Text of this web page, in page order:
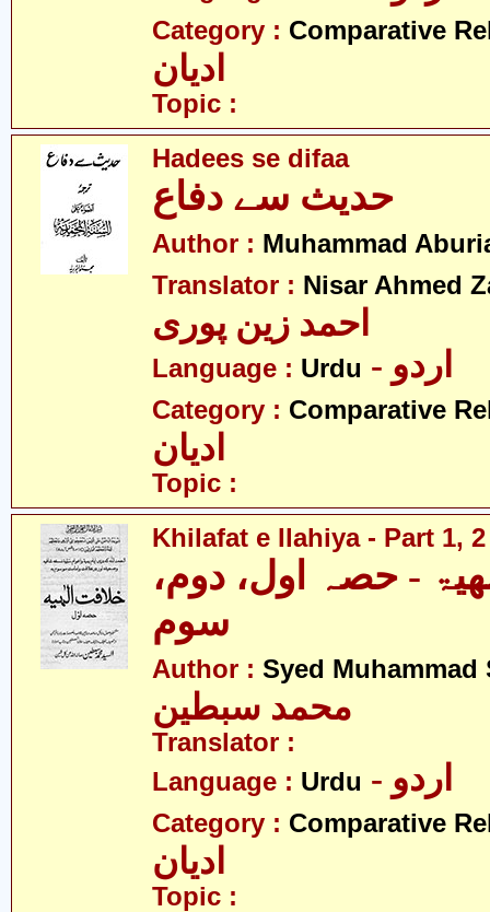
Category : Comparative
ادیان
Topic :
Hadees se difaa
حدیث سے دفاع
Author : Muhammad
Translator : Nisar Ahmed
احمد زین پوری
Language : Urdu - اردو
Category : Comparative
ادیان
Topic :
Khilafat e Ilahiya - Part 1,
- حصہ اول، دوم،
سوم
Author : Syed Muhammad
محمد سبطین
Translator :
Language : Urdu - اردو
Category : Comparative
ادیان
Topic :